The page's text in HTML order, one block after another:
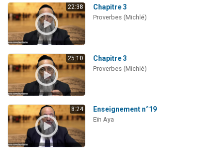
22:38 Chapitre 3
Proverbes (Michlé)
25:10 Chapitre 3
Proverbes (Michlé)
8:24 Enseignement n°19
Eïn Aya